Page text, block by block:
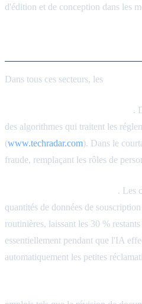
d'édition et de conception dans les
Dans tous ces secteurs, les
.
des algorithmes qui traitent les
(www.techradar.com). Dans le
fraude, remplaçant les rôles de
. Les
quantités de données de
routinières, laissant les 30 %
essentiellement pendant que l'IA
automatiquement les petites